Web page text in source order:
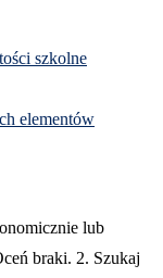
szkolne
elementów
lub
braki. 2. Szukaj